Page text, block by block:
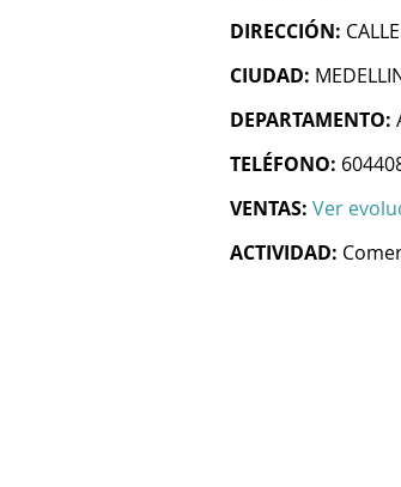
DIRECCIÓN:
CIUDAD:
DEPARTAMENTO:
TELÉFONO:
VENTAS: Ver
ACTIVIDAD: